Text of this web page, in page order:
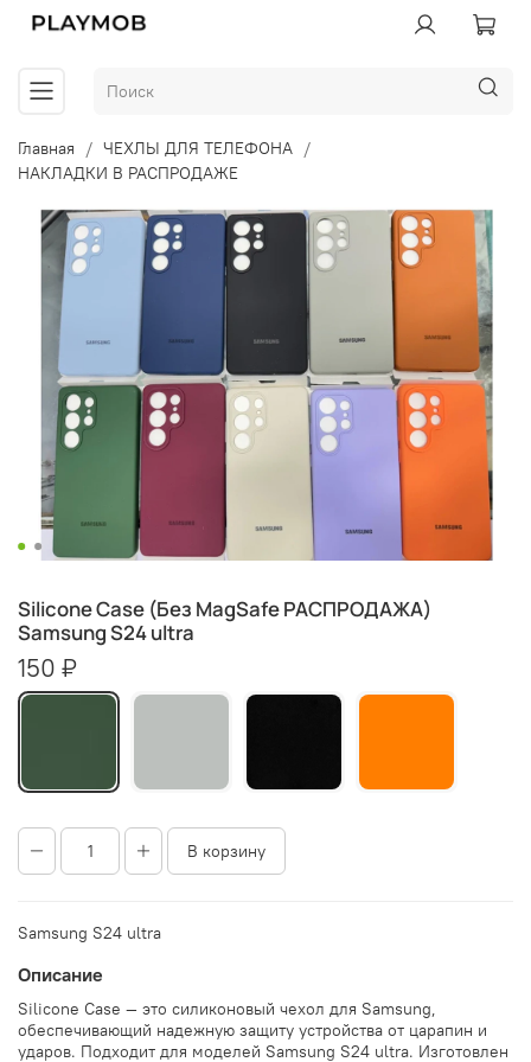
Главная
ЧЕХЛЫ ДЛЯ ТЕЛЕФОНА
НАКЛАДКИ В РАСПРОДАЖЕ
Silicone Case (Без MagSafe РАСПРОДАЖА)
Samsung S24 ultra
150 ₽
В корзину
Samsung S24 ultra
Описание
Silicone Case — это силиконовый чехол для Samsung,
обеспечивающий надежную защиту устройства от царапин и
ударов. Подходит для моделей Samsung S24 ultra. Изготовлен